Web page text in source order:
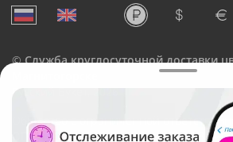
©Служба круглосуточной доставки
Русский Букет, 2026
Общество с ограниченной
ОГРН: 1195476081745, ИНН: 5410081997